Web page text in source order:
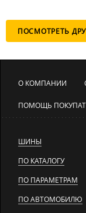
ПОСМОТРЕТЬ
О КОМПАНИИ
ПОМОЩЬ
ШИНЫ
ПО КАТАЛОГУ
ПО ПАРАМЕТРАМ
ПО АВТОМОБИЛЮ